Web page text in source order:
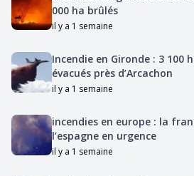
000 ha brûlés
il y a 1 semaine
Incendie en Gironde : 3 100
évacués près d’Arcachon
il y a 1 semaine
incendies en europe : la
l’espagne en urgence
il y a 1 semaine